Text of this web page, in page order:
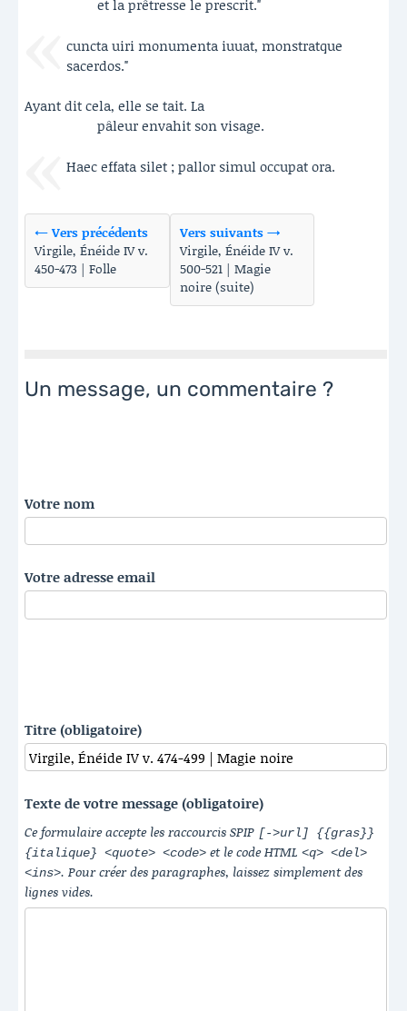
et la prêtresse le prescrit."
cuncta uiri monumenta iuuat, monstratque
sacerdos."
Ayant dit cela, elle se tait. La
pâleur envahit son visage.
Haec effata silet ; pallor simul occupat ora.
← Vers précédents
Virgile, Énéide IV v.
450-473 | Folle
Vers suivants →
Virgile, Énéide IV v.
500-521 | Magie
noire (suite)
Un message, un commentaire ?
Votre nom
Votre adresse email
Titre (obligatoire)
Texte de votre message (obligatoire)
Ce formulaire accepte les raccourcis SPIP [->url] {{gras}}
{italique} <quote> <code> et le code HTML <q> <del>
<ins>. Pour créer des paragraphes, laissez simplement des
lignes vides.